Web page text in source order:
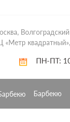
«Метр
ПН-ПТ:
Барбекю